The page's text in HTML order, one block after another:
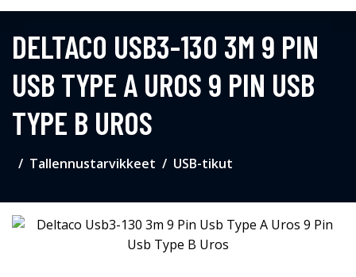
DELTACO USB3-130 3M 9 PIN
USB TYPE A UROS 9 PIN USB
TYPE B UROS
Tallennustarvikkeet USB-tikut